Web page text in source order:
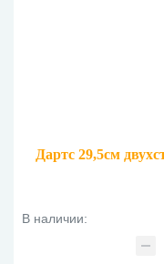
Дартс 29,5см
В наличии: